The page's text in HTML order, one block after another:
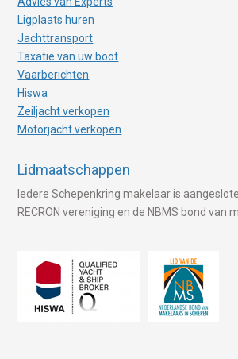
Ligplaats huren
Jachttransport
Taxatie van uw boot
Vaarberichten
Hiswa
Zeiljacht verkopen
Motorjacht verkopen
Lidmaatschappen
Iedere Schepenkring makelaar is
RECRON vereniging en de NBMS bond van